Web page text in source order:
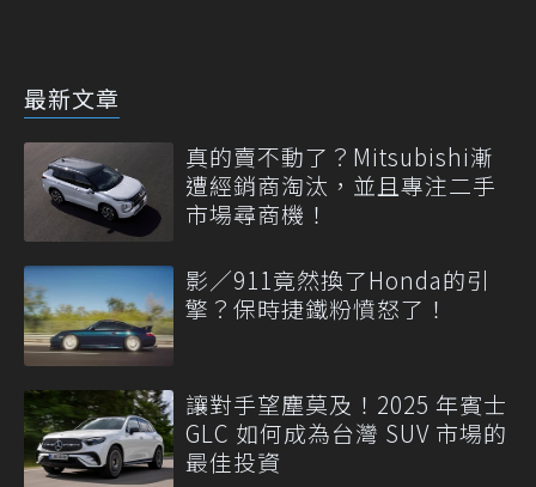
最新文章
真的賣不動了？Mitsubishi漸
遭經銷商淘汰，並且專注二手
市場尋商機！
影／911竟然換了Honda的引
擎？保時捷鐵粉憤怒了！
讓對手望塵莫及！2025 年賓士
GLC 如何成為台灣 SUV 市場的
最佳投資